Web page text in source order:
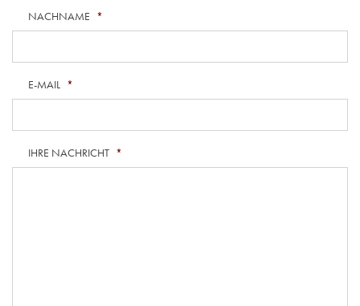
NACHNAME *
E-MAIL *
IHRE NACHRICHT *